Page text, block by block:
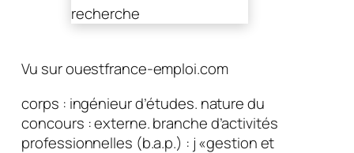
Vu sur ouestfrance-emploi.com
corps : ingénieur d’études. nature du
concours : externe. branche d’activités
professionnelles (b.a.p.) : j «gestion et